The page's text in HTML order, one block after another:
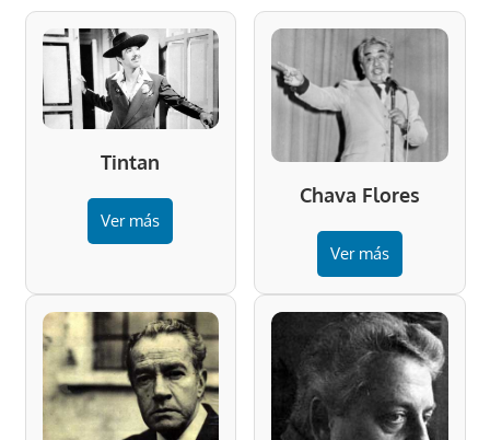
Tintan
Ver más
Chava Flores
Ver más